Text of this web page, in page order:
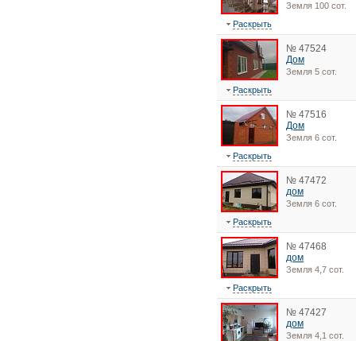
Земля 100 сот.
Раскрыть
№ 47524
Дом
Земля 5 сот.
Раскрыть
№ 47516
Дом
Земля 6 сот.
Раскрыть
№ 47472
дом
Земля 6 сот.
Раскрыть
№ 47468
дом
Земля 4,7 сот.
Раскрыть
№ 47427
дом
Земля 4,1 сот.